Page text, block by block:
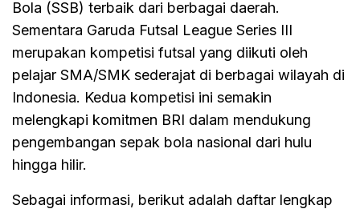
Bola (SSB) terbaik dari berbagai daerah.
Sementara Garuda Futsal League Series III
merupakan kompetisi futsal yang diikuti oleh
pelajar SMA/SMK sederajat di berbagai wilayah di
Indonesia. Kedua kompetisi ini semakin
melengkapi komitmen BRI dalam mendukung
pengembangan sepak bola nasional dari hulu
hingga hilir.
Sebagai informasi, berikut adalah daftar lengkap